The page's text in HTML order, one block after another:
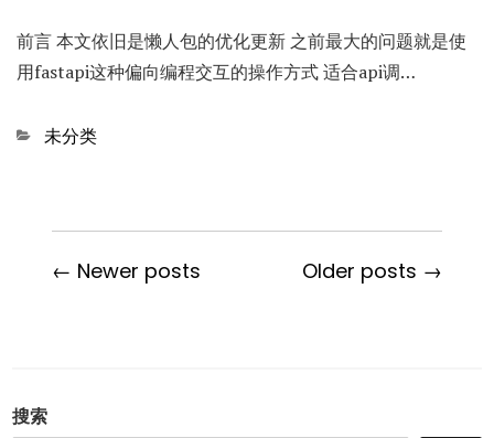
前言 本文依旧是懒人包的优化更新 之前最大的问题就是使
用fastapi这种偏向编程交互的操作方式 适合api调…
Categories
未分类
← Newer posts Older posts →
搜索